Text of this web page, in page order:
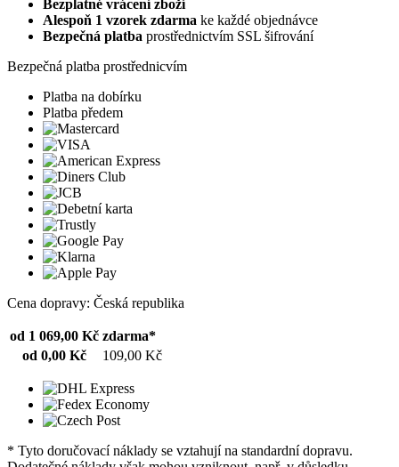
Bezplatné vrácení zboží
Alespoň 1 vzorek zdarma ke každé objednávce
Bezpečná platba prostřednictvím SSL šifrování
Bezpečná platba prostřednicvím
Platba na dobírku
Platba předem
Cena dopravy: Česká republika
od 1 069,00 Kč zdarma*
od 0,00 Kč
109,00 Kč
* Tyto doručovací náklady se vztahují na standardní dopravu.